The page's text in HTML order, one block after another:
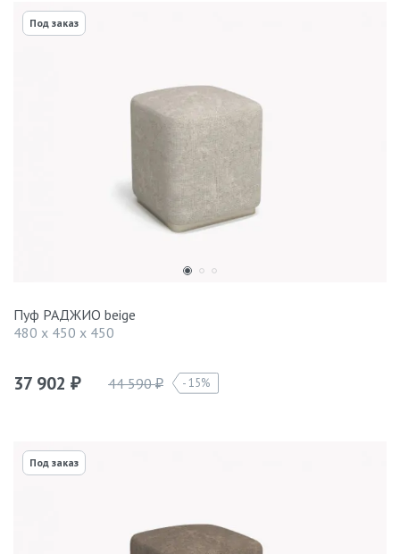
Под заказ
Пуф РАДЖИО beige
480 x 450 x 450
37 902 ₽ 44 590₽ 15%
Под заказ